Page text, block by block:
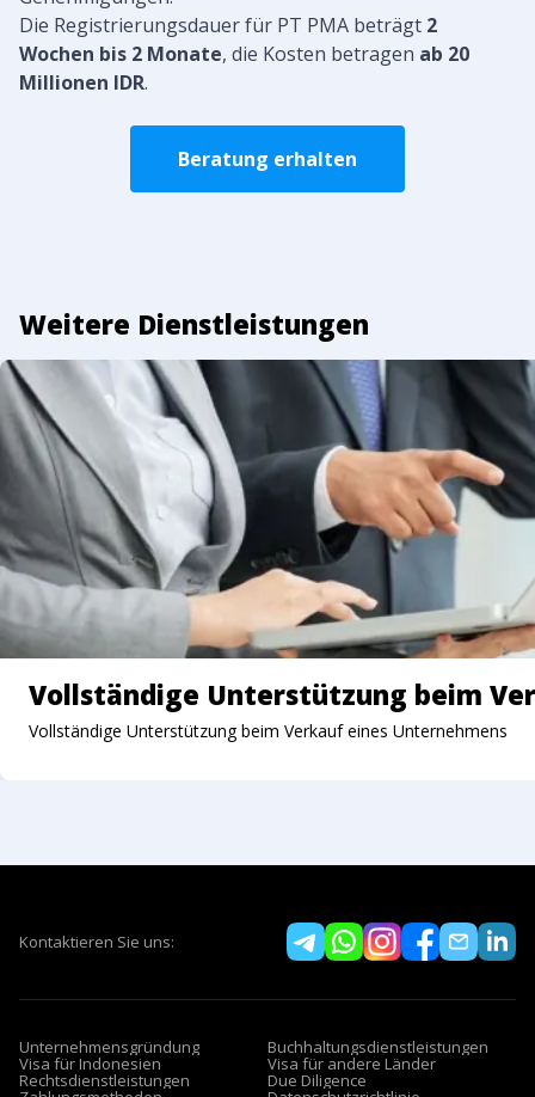
Die Registrierungsdauer für PT PMA beträgt 2
Wochen bis 2 Monate, die Kosten betragen ab 20
Millionen IDR.
Beratung erhalten
Weitere Dienstleistungen
Vollständige Unterstützung beim
Vollständige Unterstützung beim Verkauf eines Unternehmens
Kontaktieren Sie uns:
Unternehmensgründung
Visa für Indonesien
Rechtsdienstleistungen
Buchhaltungsdienstleistungen
Visa für andere Länder
Due Diligence